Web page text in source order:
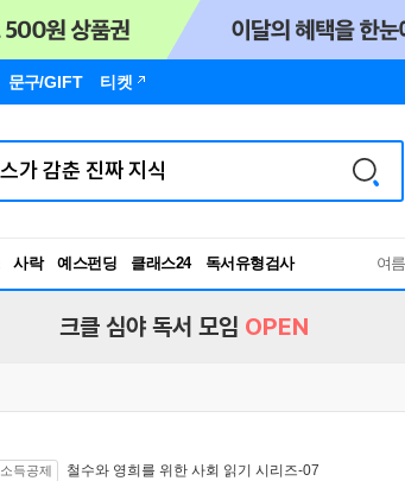
문구/GIFT 티켓
사락 예스펀딩 클래스24
독서유형검사
RBTI Lab
여
크클 심야 독서 모임 OPEN
소득공제 철수와 영희를 위한 사회 읽기 시리즈-07